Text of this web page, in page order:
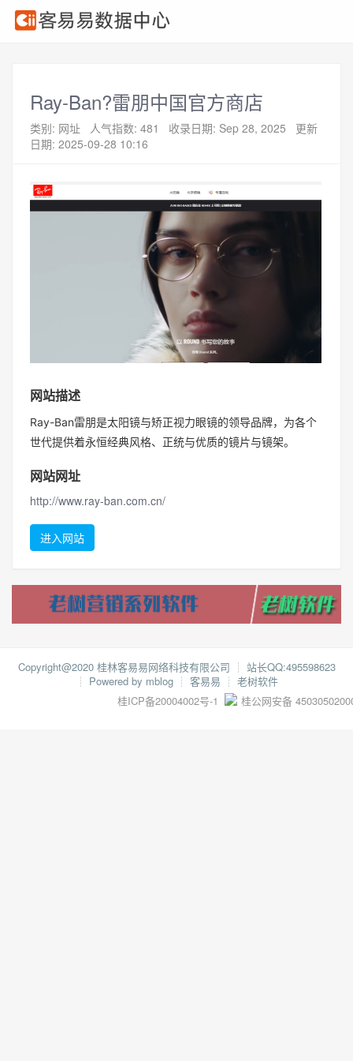
Ray-Ban?雷朋中国官方商店
类别: 网址 人气指数: 481 收录日期: Sep 28, 2025
更新
日期: 2025-09-28 10:16
网站描述
Ray-Ban雷朋是太阳镜与矫正视力眼镜的领导品牌，为各个
世代提供着永恒经典风格、正统与优质的镜片与镜架。
网站网址
http://www.ray-ban.com.cn/
进入网站
Copyright@2020 桂林客易易网络科技有限公司 ┊ 站长QQ:495598623
┊ Powered by mblog┊ 客易易 ┊ 老树软件
桂ICP备20004002号-1
桂公网安备